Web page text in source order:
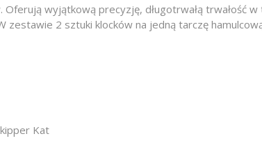
wyjątkową precyzję, długotrwałą trwałość w
zestawie 2 sztuki klocków na jedną tarczę
Kat